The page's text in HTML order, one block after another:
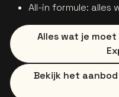
All-in formule: alles
Alles wat je
Bekijk het